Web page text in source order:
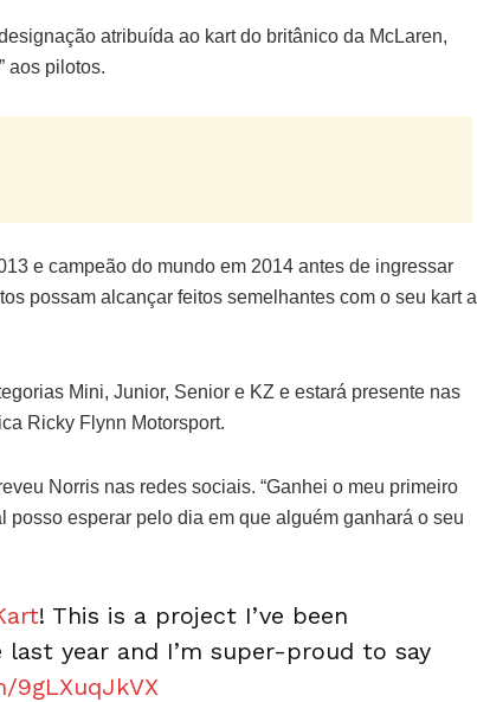
atribuída ao kart do britânico da McLaren,
aos pilotos.
e campeão do mundo em 2014 antes de ingressar
possam alcançar feitos semelhantes com o seu kart a
Mini, Junior, Senior e KZ e estará presente nas
Ricky Flynn Motorsport.
Norris nas redes sociais. “Ganhei o meu primeiro
esperar pelo dia em que alguém ganhará o seu
! This is a project I’ve been
year and I’m super-proud to say
9gLXuqJkVX